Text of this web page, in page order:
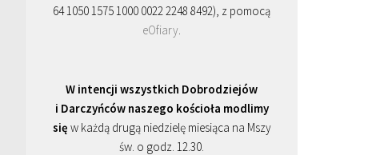
64 1050 1575 1000 0022 2248 8492), z pomocą
eOfiary.
W intencji wszystkich Dobrodziejów
i Darczyńców naszego kościoła modlimy
się w każdą drugą niedzielę miesiąca na Mszy
św. o godz. 12.30.